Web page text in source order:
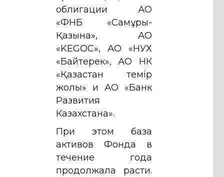
облигации АО
«ФНБ «Самұрық-
Қазына», АО
«KEGOC», АО «НУХ
«Байтерек», АО НК
«Қазақстан темір
жолы» и АО «Банк
Развития
Казахстана».
При этом база
активов Фонда в
течение года
продолжала расти.